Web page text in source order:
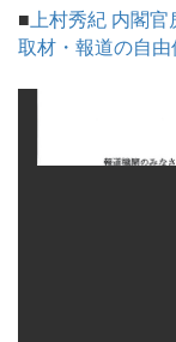
■ 上村秀紀 内閣
取材・ 報道の自由